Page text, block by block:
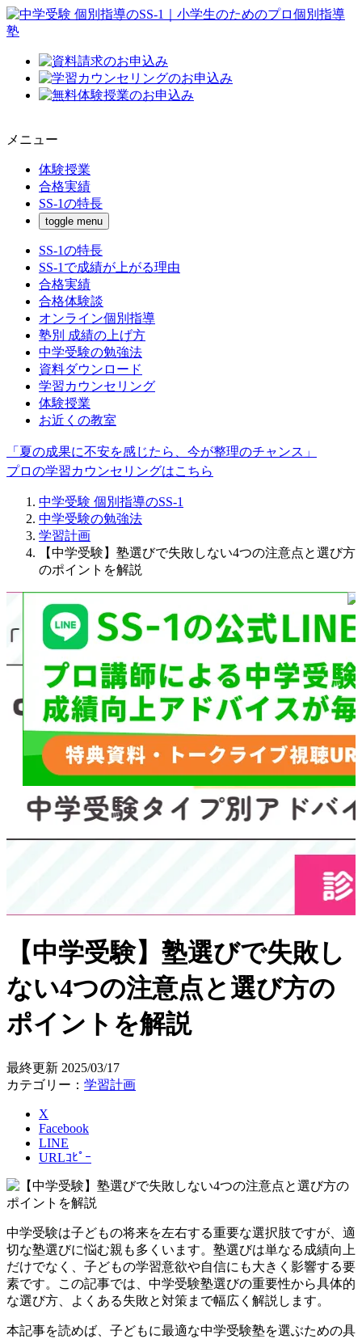
メニュー
体験授業
合格実績
SS-1の特長
toggle menu
SS-1の特長
SS-1で成績が上がる理由
合格実績
合格体験談
オンライン個別指導
塾別 成績の上げ方
中学受験の勉強法
資料ダウンロード
学習カウンセリング
体験授業
お近くの教室
「夏の成果に不安を感じたら、今が整理のチャンス」
プロの学習カウンセリングはこちら
中学受験 個別指導のSS-1
中学受験の勉強法
学習計画
【中学受験】塾選びで失敗しない4つの注意点と選び方
のポイントを解説
【中学受験】塾選びで失敗し
ない4つの注意点と選び方の
ポイントを解説
最終更新 2025/03/17
カテゴリー： 学習計画
X
Facebook
LINE
URLｺﾋﾟｰ
中学受験は子どもの将来を左右する重要な選択肢ですが、適
切な塾選びに悩む親も多くいます。塾選びは単なる成績向上
だけでなく、子どもの学習意欲や自信にも大きく影響する要
素です。この記事では、中学受験塾選びの重要性から具体的
な選び方、よくある失敗と対策まで幅広く解説します。
本記事を読めば、子どもに最適な中学受験塾を選ぶための具